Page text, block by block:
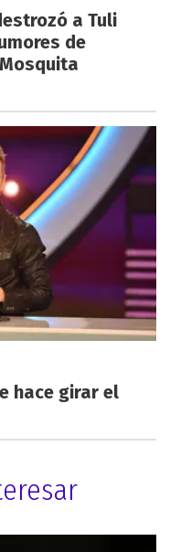
a Tuli
de
hace girar el